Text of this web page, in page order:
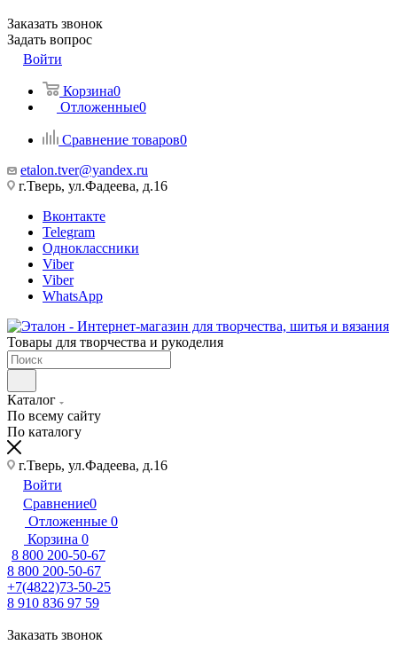
Заказать звонок
Задать вопрос
Войти
Корзина0
Отложенные0
Сравнение товаров0
etalon.tver@yandex.ru
г.Тверь, ул.Фадеева, д.16
Вконтакте
Telegram
Одноклассники
Viber
Viber
WhatsApp
Товары для творчества и рукоделия
Каталог
По всему сайту
По каталогу
г.Тверь, ул.Фадеева, д.16
Войти
Сравнение0
Отложенные 0
Корзина 0
8 800 200-50-67
8 800 200-50-67
+7(4822)73-50-25
8 910 836 97 59
Заказать звонок